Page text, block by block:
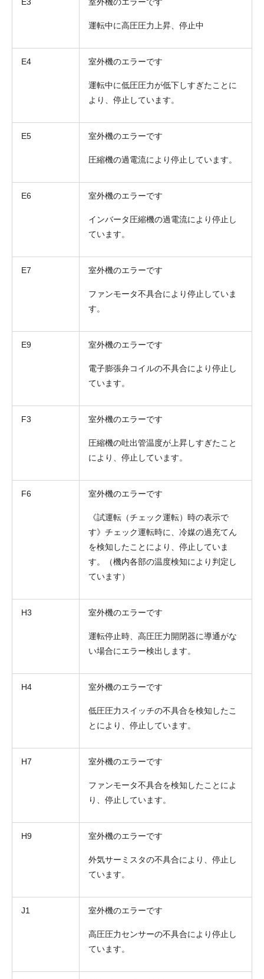
運転中に高圧圧力上昇、停止中
E4 室外機のエラーです
運転中に低圧圧力が低下しすぎたことに
より、停止しています。
E5 室外機のエラーです
圧縮機の過電流により停止しています。
E6 室外機のエラーです
インバータ圧縮機の過電流により停止し
ています。
E7 室外機のエラーです
ファンモータ不具合により停止していま
す。
E9 室外機のエラーです
電子膨張弁コイルの不具合により停止し
ています。
F3 室外機のエラーです
圧縮機の吐出管温度が上昇しすぎたこと
により、停止しています。
F6 室外機のエラーです
《試運転（チェック運転）時の表示で
す》チェック運転時に、冷媒の過充てん
を検知したことにより、停止していま
す。（機内各部の温度検知により判定し
ています）
H3 室外機のエラーです
運転停止時、高圧圧力開閉器に導通がな
い場合にエラー検出します。
H4 室外機のエラーです
低圧圧力スイッチの不具合を検知したこ
とにより、停止しています。
H7 室外機のエラーです
ファンモータ不具合を検知したことによ
り、停止しています。
H9 室外機のエラーです
外気サーミスタの不具合により、停止し
ています。
J1 室外機のエラーです
高圧圧力センサーの不具合により停止し
ています。
折り返しのご連絡 お電話
メール